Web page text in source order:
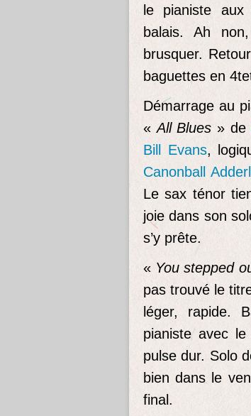
le pianiste
balais. Ah
brusquer.
baguettes en
Démarrage au
«All Blues » de
Bill Evans,
Canonball
Le sax ténor
joie dans son
s’y prête.
« You stepped
pas trouvé le
léger, rapide.
pianiste avec
pulse dur. Solo
bien dans le
final.